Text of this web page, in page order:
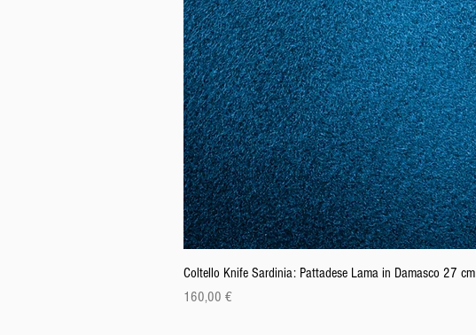
Coltello Knife Sardinia: Pattadese Lama in Damasco 27 cm
Cena
160,00 €